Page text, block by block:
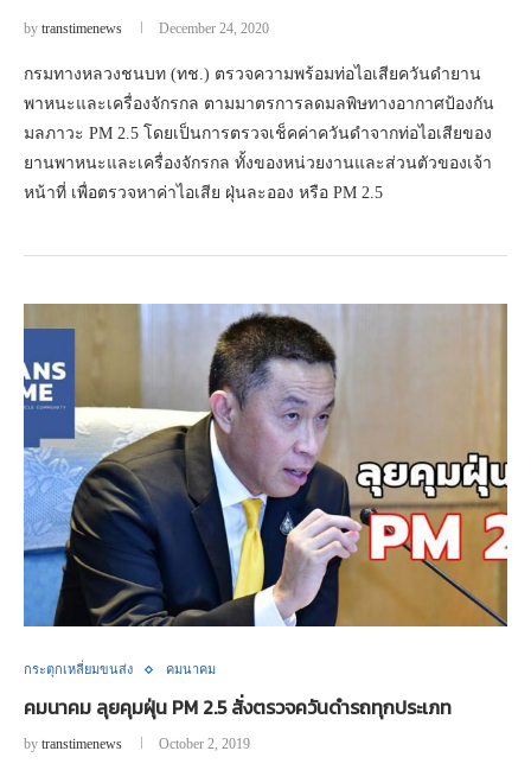
by transtimenews December 24, 2020
กรมทางหลวงชนบท (ทช.) ตรวจความพร้อมท่อไอเสียควันดำยาน
พาหนะและเครื่องจักรกล ตามมาตรการลดมลพิษทางอากาศป้องกัน
มลภาวะ PM 2.5 โดยเป็นการตรวจเช็คค่าควันดำจากท่อไอเสียของ
ยานพาหนะและเครื่องจักรกล ทั้งของหน่วยงานและส่วนตัวของเจ้า
หน้าที่ เพื่อตรวจหาค่าไอเสีย ฝุ่นละออง หรือ PM 2.5
กระตุกเหลี่ยมขนส่ง คมนาคม
คมนาคม ลุยคุมฝุ่น PM 2.5 สั่งตรวจควันดำรถทุกประเภท
by transtimenews October 2, 2019